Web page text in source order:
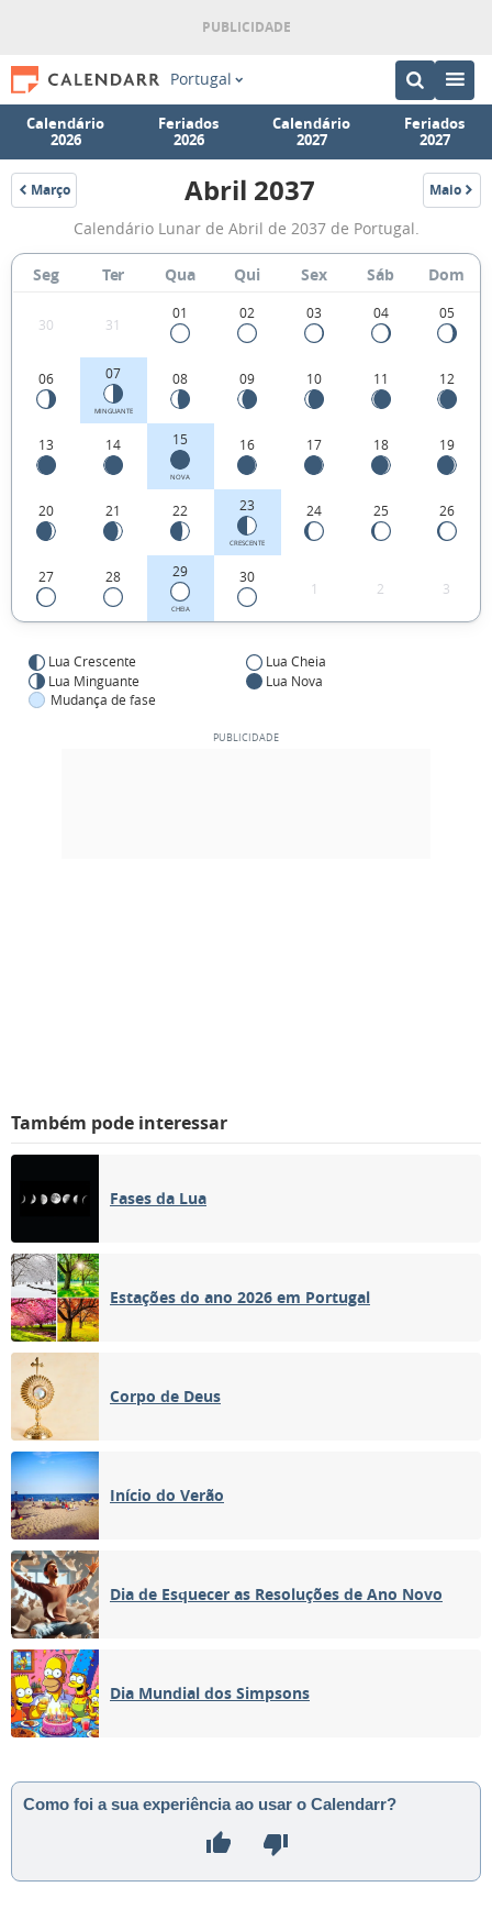
Portugal
Calendário
2026
Feriados
2026
Calendário
2027
Feriados
2027
Março
2037
Fases
da
Lua
de
Abril
2037
Abril 2037 Maio
2037
Calendário Lunar de Abril de 2037 de Portugal.
Seg Ter Qua Qui Sex Sáb Dom
30 31
01 02 03 04 05
06 07
MINGUANTE
08 09 10 11 12
13 14 15
NOVA
16 17 18 19
20 21 22 23
CRESCENTE
24 25 26
27 28 29
CHEIA
30
1 2 3
Lua Crescente
Lua Cheia
Lua Minguante
Lua Nova
Mudança de fase
Também pode interessar
Fases da Lua
Estações do ano 2026 em Portugal
Corpo de Deus
Início do Verão
Dia de Esquecer as Resoluções de Ano Novo
Dia Mundial dos Simpsons
Como foi a sua experiência ao usar o Calendarr?